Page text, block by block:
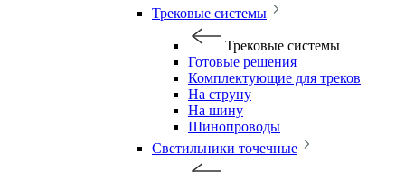
Трековые системы
Трековые системы
Готовые решения
Комплектующие для треков
На струну
На шину
Шинопроводы
Светильники точечные